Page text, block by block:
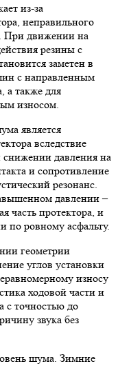
из-за
неправильного
При движении на
резины с
заметен в
с направленным
а также для
износом.
является
вследствие
давления на
и сопротивление
резонанс.
давлении –
часть протектора, и
по ровному асфальту.
геометрии
углов установки
износу
ходовой части и
с точностью до
звука без
шума. Зимние